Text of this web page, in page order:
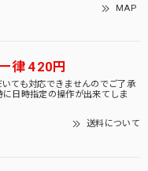
MAP
律 420円
ても対応できませんのでご了承
日時指定の操作が出来てしま
送料について